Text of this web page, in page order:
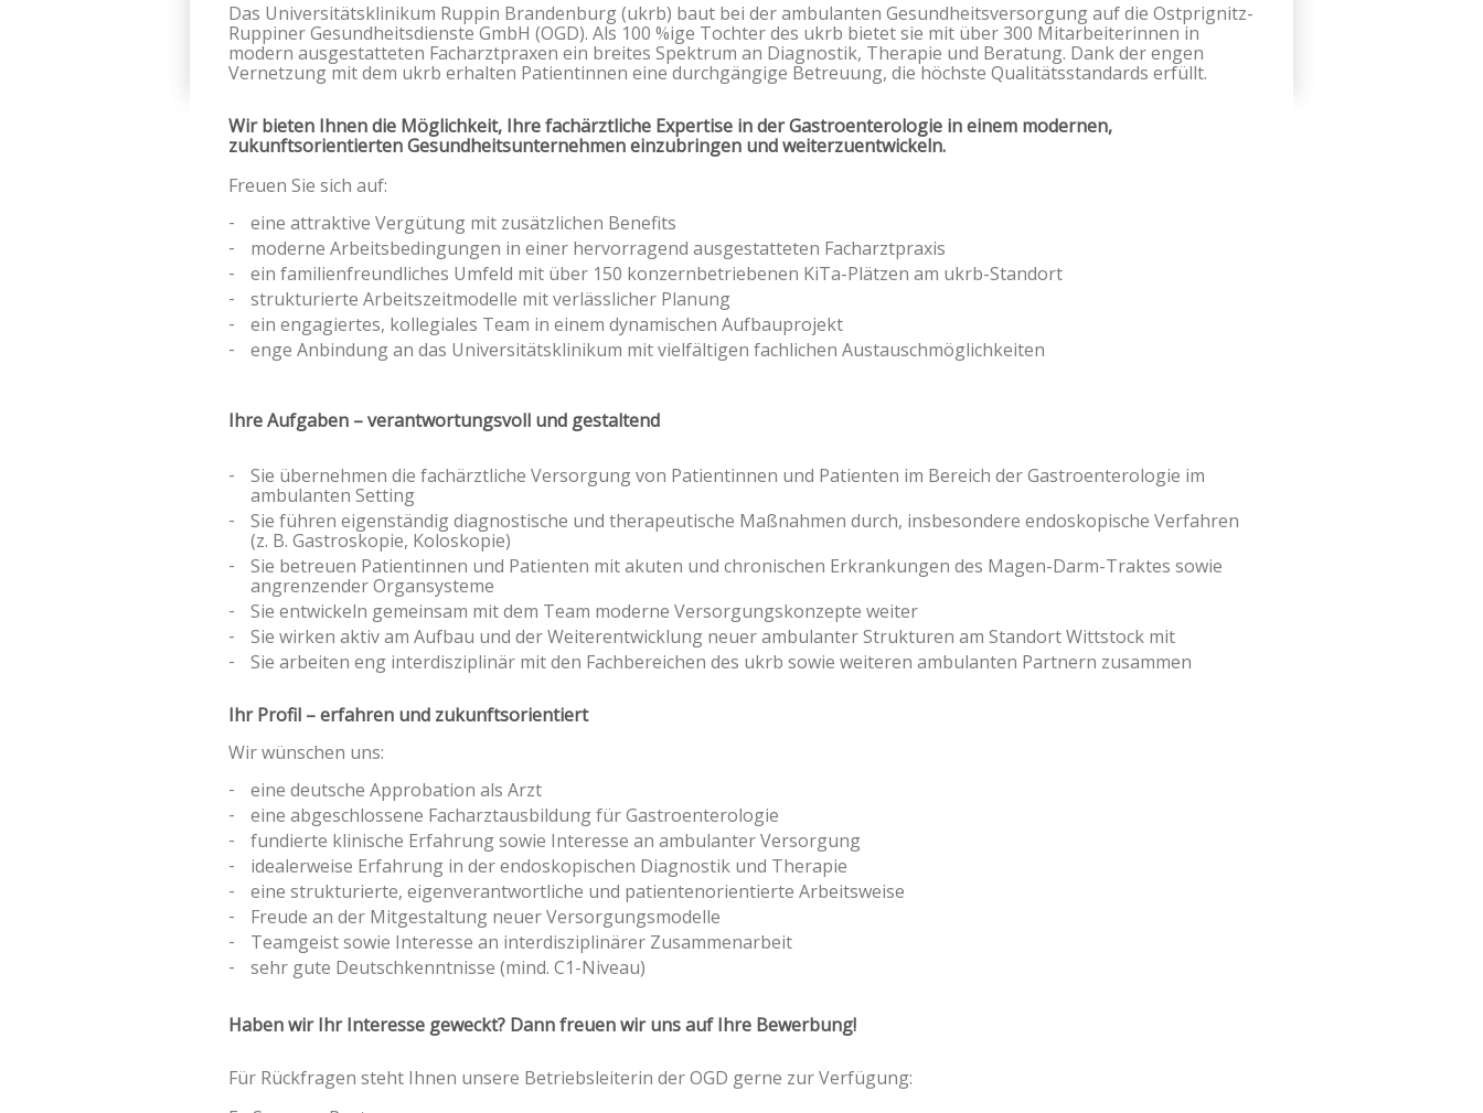
Das Universitätsklinikum Ruppin Brandenburg (ukrb) baut bei der ambulanten Gesundheitsversorgung auf die Ostprignitz-
Ruppiner Gesundheitsdienste GmbH (OGD). Als 100 %ige Tochter des ukrb bietet sie mit über 300 Mitarbeiterinnen in
modern ausgestatteten Facharztpraxen ein breites Spektrum an Diagnostik, Therapie und Beratung. Dank der engen
Vernetzung mit dem ukrb erhalten Patientinnen eine durchgängige Betreuung, die höchste Qualitätsstandards erfüllt.
Wir bieten Ihnen die Möglichkeit, Ihre fachärztliche Expertise in der Gastroenterologie in einem modernen,
zukunftsorientierten Gesundheitsunternehmen einzubringen und weiterzuentwickeln.
Freuen Sie sich auf:
eine attraktive Vergütung mit zusätzlichen Benefits
moderne Arbeitsbedingungen in einer hervorragend ausgestatteten Facharztpraxis
ein familienfreundliches Umfeld mit über 150 konzernbetriebenen KiTa-Plätzen am ukrb-Standort
strukturierte Arbeitszeitmodelle mit verlässlicher Planung
ein engagiertes, kollegiales Team in einem dynamischen Aufbauprojekt
enge Anbindung an das Universitätsklinikum mit vielfältigen fachlichen Austauschmöglichkeiten
Ihre Aufgaben – verantwortungsvoll und gestaltend
Sie übernehmen die fachärztliche Versorgung von Patientinnen und Patienten im Bereich der Gastroenterologie im
ambulanten Setting
Sie führen eigenständig diagnostische und therapeutische Maßnahmen durch, insbesondere endoskopische Verfahren
(z. B. Gastroskopie, Koloskopie)
Sie betreuen Patientinnen und Patienten mit akuten und chronischen Erkrankungen des Magen-Darm-Traktes sowie
angrenzender Organsysteme
Sie entwickeln gemeinsam mit dem Team moderne Versorgungskonzepte weiter
Sie wirken aktiv am Aufbau und der Weiterentwicklung neuer ambulanter Strukturen am Standort Wittstock mit
Sie arbeiten eng interdisziplinär mit den Fachbereichen des ukrb sowie weiteren ambulanten Partnern zusammen
Ihr Profil – erfahren und zukunftsorientiert
Wir wünschen uns:
eine deutsche Approbation als Arzt
eine abgeschlossene Facharztausbildung für Gastroenterologie
fundierte klinische Erfahrung sowie Interesse an ambulanter Versorgung
idealerweise Erfahrung in der endoskopischen Diagnostik und Therapie
eine strukturierte, eigenverantwortliche und patientenorientierte Arbeitsweise
Freude an der Mitgestaltung neuer Versorgungsmodelle
Teamgeist sowie Interesse an interdisziplinärer Zusammenarbeit
sehr gute Deutschkenntnisse (mind. C1-Niveau)
Haben wir Ihr Interesse geweckt? Dann freuen wir uns auf Ihre Bewerbung!
Für Rückfragen steht Ihnen unsere Betriebsleiterin der OGD gerne zur Verfügung: